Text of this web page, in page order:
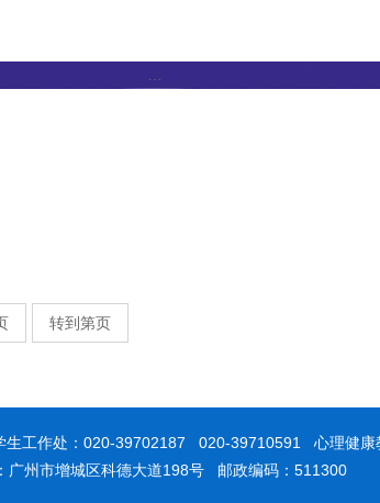
转到第页
工作处：020-39702187 020-39710591 心理健康
广州市增城区科德大道198号 邮政编码：511300